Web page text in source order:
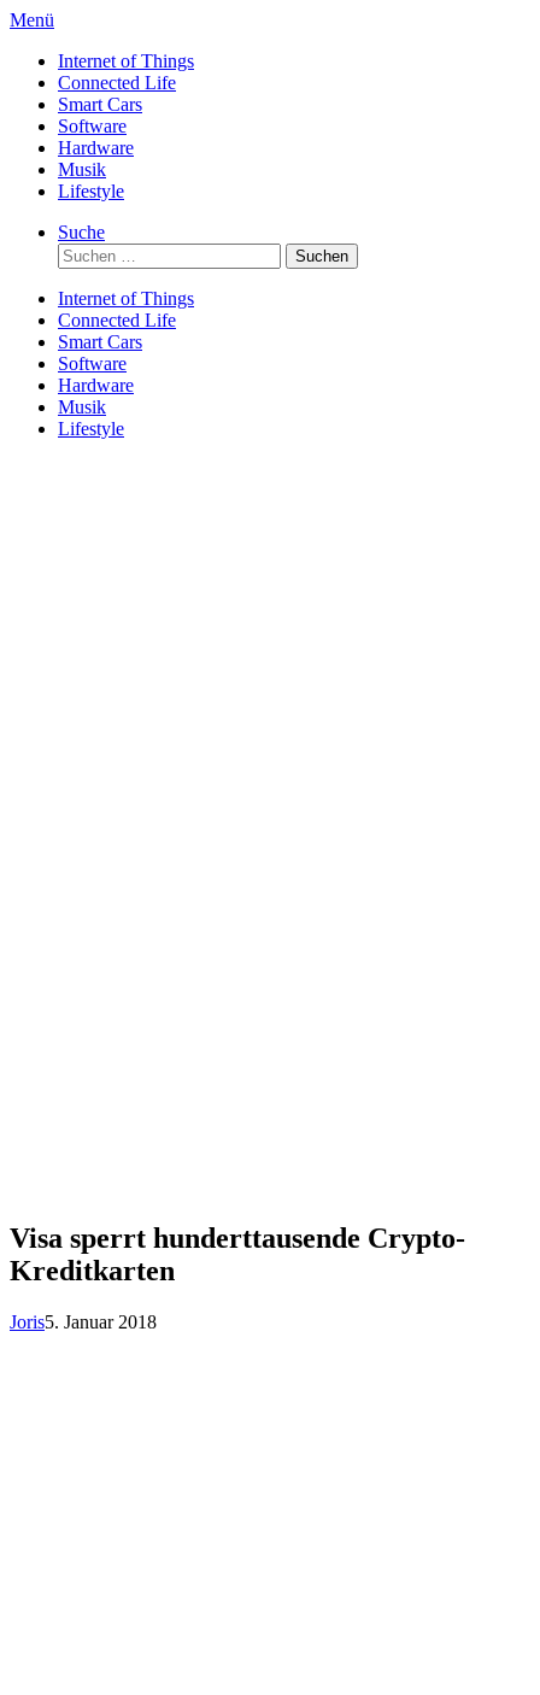
Direkt
Inhalt
Menü
Internet of Things
Connected Life
Smart Cars
Software
Hardware
Musik
Lifestyle
Suche
Suchen
nach:
Internet of Things
Connected Life
Smart Cars
Software
Hardware
Musik
Lifestyle
Visa sperrt hunderttausende Crypto-
Kreditkarten
Joris5. Januar 2018